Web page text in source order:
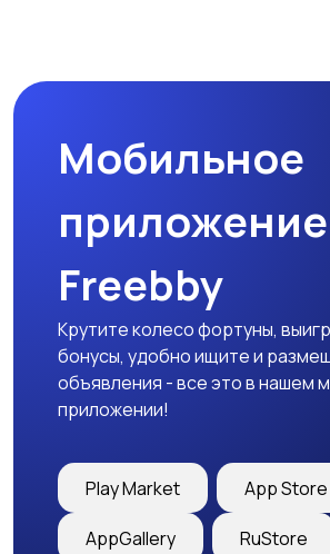
Детская одежда
Детский транспорт
Мобильное
приложение
Freebby
Крутите колесо фортуны,
бонусы, удобно ищите и
объявления - все это в нашем
приложении!
Play Market App Store
AppGallery RuStore